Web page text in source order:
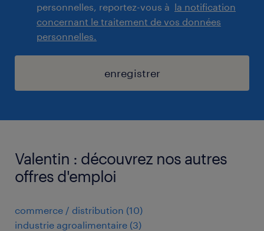
personnelles, reportez-vous à la notification
concernant le traitement de vos données
personnelles.
enregistrer
Valentin : découvrez nos autres
offres d'emploi
commerce / distribution (10)
industrie agroalimentaire (3)